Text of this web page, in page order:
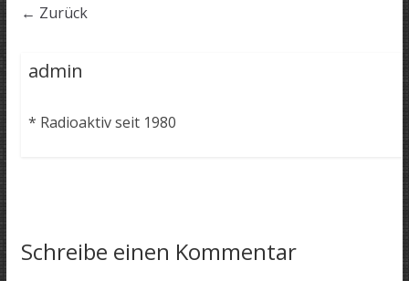
← Zurück
admin
* Radioaktiv seit 1980
Schreibe einen Kommentar